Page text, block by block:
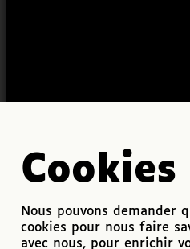
Nous pouvons demander
cookies pour nous faire
avec nous, pour enrichir